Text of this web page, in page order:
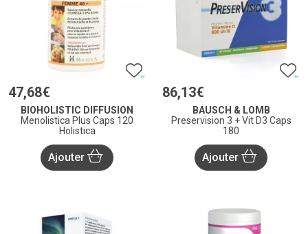
47,68€
BIOHOLISTIC DIFFUSION
Menolistica Plus Caps 120
Holistica
Ajouter
86,13€
BAUSCH & LOMB
Preservision 3 + Vit D3 Caps
180
Ajouter